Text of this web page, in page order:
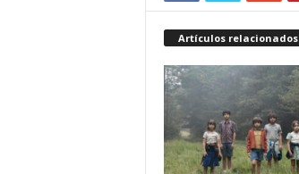
Artículos relacionados